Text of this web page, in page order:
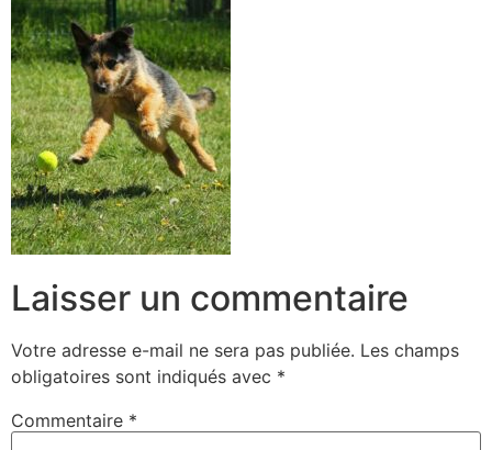
Laisser un commentaire
Votre adresse e-mail ne sera pas publiée. Les champs
obligatoires sont indiqués avec *
Commentaire *